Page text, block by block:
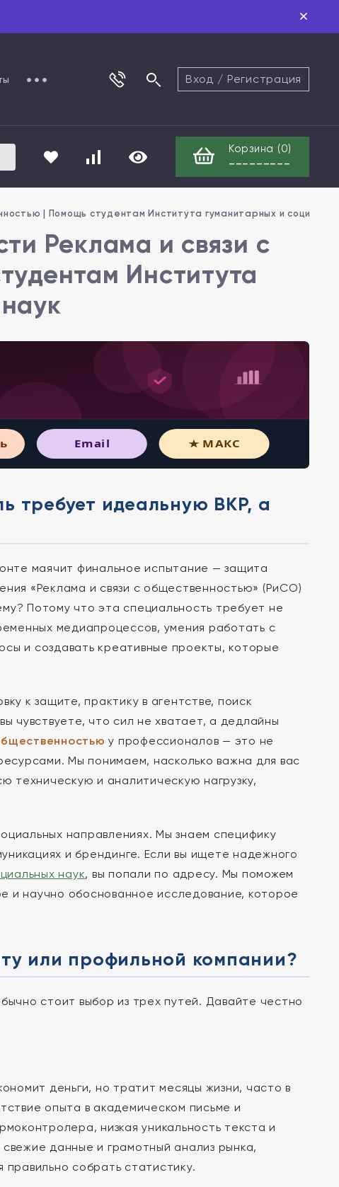
Вход / Регистрация
Корзина (0)
---------
| Помощь студентам Института гуманитарных и
Реклама и связи с
Института
Email ★ МАКС
требует идеальную ВКР, а
маячит финальное испытание — защита
«Реклама и связи с общественностью» (РиСО)
Потому что эта специальность требует не
медиапроцессов, умения работать с
и создавать креативные проекты, которые
к защите, практику в агентстве, поиск
чувствуете, что сил не хватает, а дедлайны
у профессионалов — это не
Мы понимаем, насколько важна для вас
техническую и аналитическую нагрузку,
направлениях. Мы знаем специфику
и брендинге. Если вы ищете надежного
наук, вы попали по адресу. Мы поможем
и научно обоснованное исследование, которое
или профильной компании?
стоит выбор из трех путей. Давайте честно
деньги, но тратит месяцы жизни, часто в
опыта в академическом письме и
низкая уникальность текста и
данные и грамотный анализ рынка,
собрать статистику.